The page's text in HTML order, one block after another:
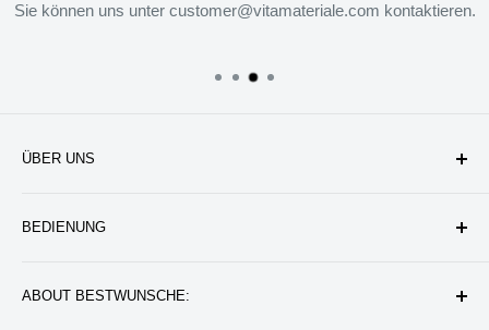
Sie können uns unter customer@vitamateriale.com kontaktieren.
ÜBER UNS
Datenschutzerklärung
Service & Verpflichtung
BEDIENUNG
Versand & Bearbeitung
ABOUT BESTWUNSCHE: